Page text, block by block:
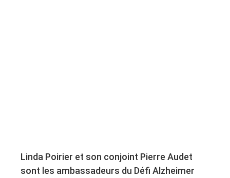
Linda Poirier et son conjoint Pierre Audet
sont les ambassadeurs du Défi Alzheimer